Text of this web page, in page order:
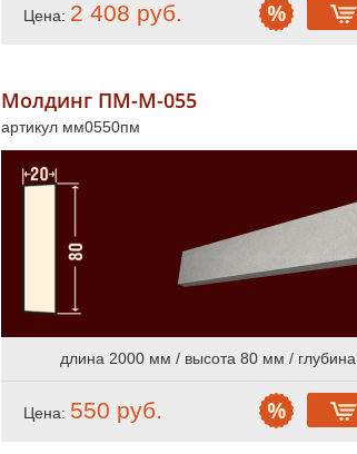
Цена: 2 408 руб.
Молдинг ПМ-М-055
артикул мм0550пм
длина 2000 мм / высота 80 мм /
Цена: 550 руб.